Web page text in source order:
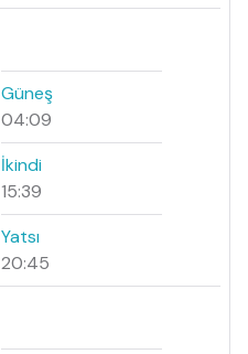
Güneş
04:09
İkindi
15:39
Yatsı
20:45